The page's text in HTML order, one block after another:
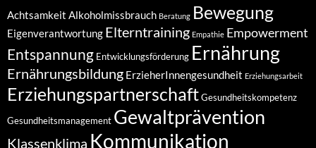
Achtsamkeit Alkoholmissbrauch Beratung Bewegung
Eigenverantwortung Elterntraining Empathie Empowerment
Entspannung Entwicklungsförderung Ernährung
Ernährungsbildung ErzieherInnengesundheit Erziehungsarbeit
ErziehungspartnerschaftGesundheitskompetenz
Gesundheitsmanagement Gewaltprävention
Klassenklima Kommunikation